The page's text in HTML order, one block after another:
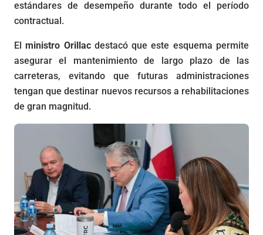
estándares de desempeño durante todo el período
contractual.
Elministro Orillac destacó que este esquema permite
asegurar el mantenimiento de largo plazo de las
carreteras, evitando que futuras administraciones
tengan que destinar nuevos recursos a rehabilitaciones
de gran magnitud.